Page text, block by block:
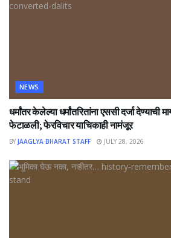
NEWS
धर्मांतर केलेल्या धर्मांतरितांना एससी दर्जा देण्याची
फेटाळली; फेरविचार याचिकाही नामंजूर
BY JAAGLYA BHARAT STAFF JULY 28, 2026